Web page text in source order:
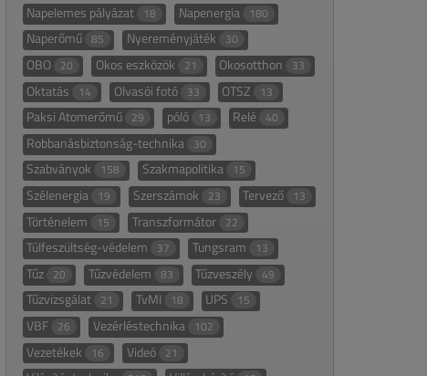
Napelemes pályázat 18 Napenergia 180
Naperőmű 85 Nyereményjáték 30
OBO 20 Okos eszközök 21 Okosotthon 33
Oktatás 14 Olvasói fotó 33 OTSZ 13
Paksi Atomerőmű 29 póló 13 Relé 40
Robbanásbiztonság-technika 30
Szabványok 158 Szakmapolitika 15
Szélenergia 19 Szerszámok 23 Tervező 13
Történelem 15 Transzformátor 22
Túlfeszültség-védelem 37 Tungsram 13
Tűz 20 Tűzvédelem 83 Tűzveszély 49
Tűzvizsgálat 21 TvMI 18 UPS 15
VBF 26 Vezérléstechnika 102
Vezetékek 16 Videó 21